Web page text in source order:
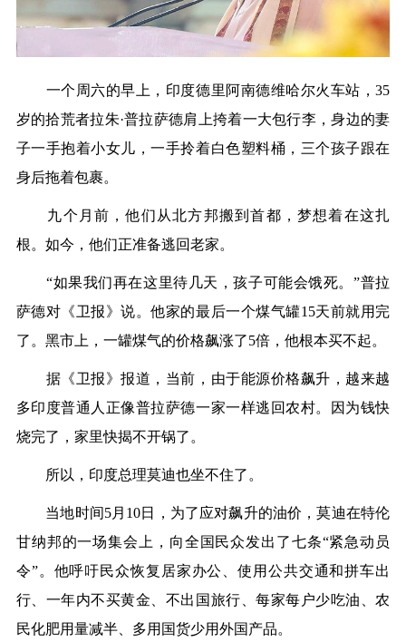
一个周六的早上，印度德里阿南德维哈尔火车站，35
岁的拾荒者拉朱·普拉萨德肩上挎着一大包行李，身边的妻
子一手抱着小女儿，一手拎着白色塑料桶，三个孩子跟在
身后拖着包裹。
九个月前，他们从北方邦搬到首都，梦想着在这扎
根。如今，他们正准备逃回老家。
“如果我们再在这里待几天，孩子可能会饿死。”普拉
萨德对《卫报》说。他家的最后一个煤气罐15天前就用完
了。黑市上，一罐煤气的价格飙涨了5倍，他根本买不起。
据《卫报》报道，当前，由于能源价格飙升，越来越
多印度普通人正像普拉萨德一家一样逃回农村。因为钱快
烧完了，家里快揭不开锅了。
所以，印度总理莫迪也坐不住了。
当地时间5月10日，为了应对飙升的油价，莫迪在特伦
甘纳邦的一场集会上，向全国民众发出了七条“紧急动员
令”。他呼吁民众恢复居家办公、使用公共交通和拼车出
行、一年内不买黄金、不出国旅行、每家每户少吃油、农
民化肥用量减半、多用国货少用外国产品。